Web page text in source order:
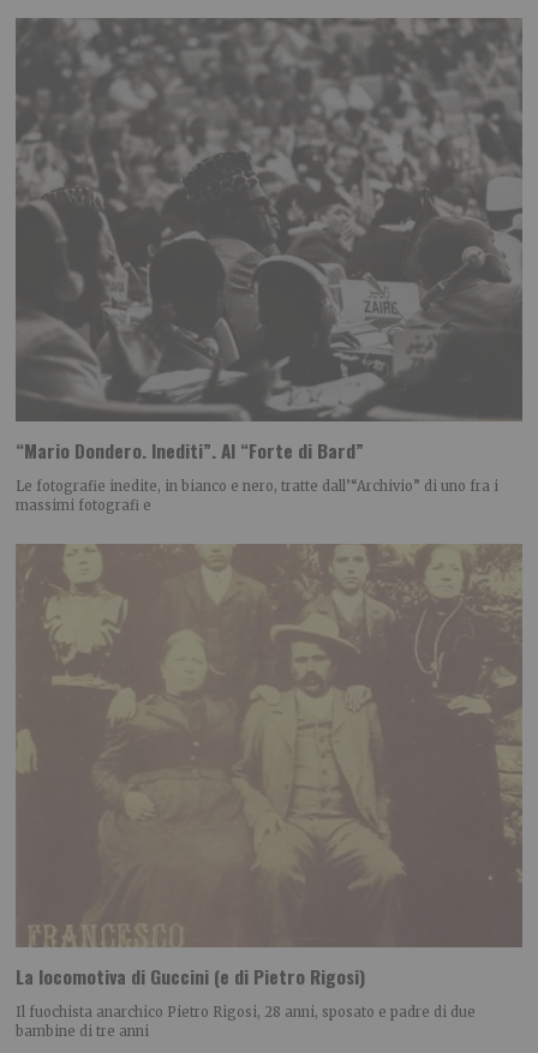
“Mario Dondero. Inediti”. Al “Forte di Bard”
Le fotografie inedite, in bianco e nero, tratte dall’“Archivio” di uno fra i
massimi fotografi e
La locomotiva di Guccini (e di Pietro Rigosi)
Il fuochista anarchico Pietro Rigosi, 28 anni, sposato e padre di due
bambine di tre anni